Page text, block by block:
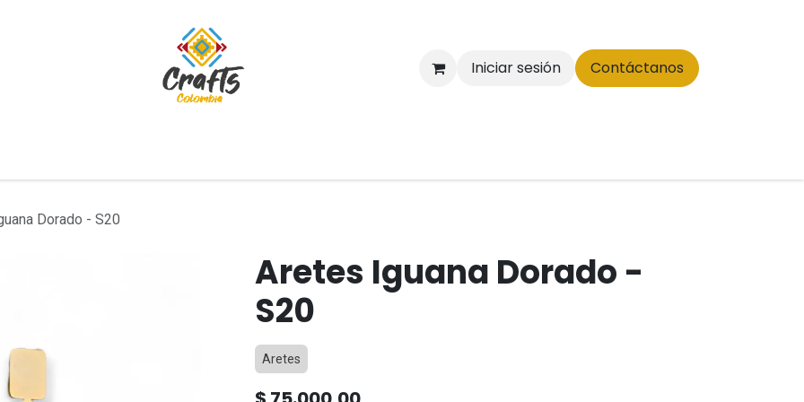
Iniciar sesión Contáctanos
Dorado - S20
Aretes Iguana Dorado -
S20
Aretes